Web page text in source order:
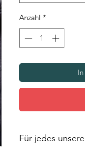
Anzahl *
Für jedes